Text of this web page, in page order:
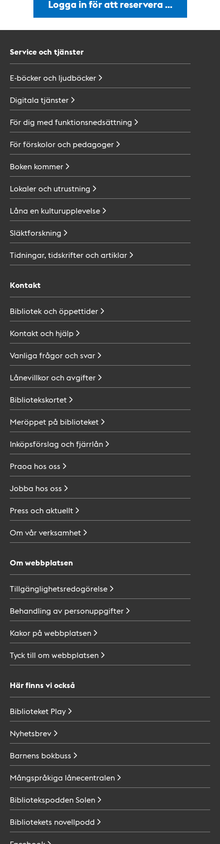
Logga in för att reservera …
Service och tjänster
E-böcker och ljudböcker
Digitala tjänster
För dig med funktionsnedsättning
För förskolor och pedagoger
Boken kommer
Lokaler och utrustning
Låna en kulturupplevelse
Släktforskning
Tidningar, tidskrifter ochartiklar
Kontakt
Bibliotek ochöppettider
Kontakt och hjälp
Vanliga frågor ochsvar
Lånevillkor ochavgifter
Bibliotekskortet
Meröppet på biblioteket
Inköpsförslag ochfjärrlån
Praoa hos oss
Jobba hos oss
Press ochaktuellt
Om vårverksamhet
Om webbplatsen
Tillgänglighetsredogörelse
Behandling av personuppgifter
Kakor på webbplatsen
Tyck till om webbplatsen
Här finns vi också
Biblioteket Play
Nyhetsbrev
Barnens bokbuss
Mångspråkiga lånecentralen
BibliotekspoddenSolen
Bibliotekets novellpodd